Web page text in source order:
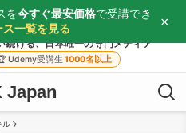
ける、日本唯一の専門メディア
Udemy受講生 1000名以上
Japan
ル
を今すぐ最安価格で受講でき
ス一覧を見る ×